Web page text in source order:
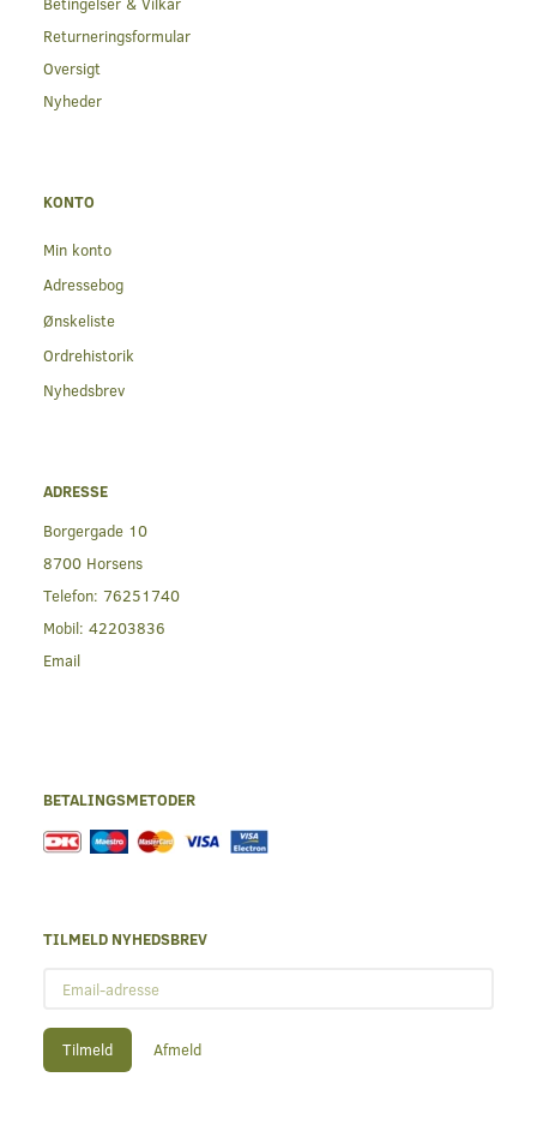
Returneringsformular
Oversigt
Nyheder
KONTO
Min konto
Adressebog
Ønskeliste
Ordrehistorik
Nyhedsbrev
ADRESSE
Borgergade 10
8700 Horsens
Telefon: 76251740
Mobil: 42203836
Email
BETALINGSMETODER
TILMELD NYHEDSBREV
adresse
Tilmeld Afmeld